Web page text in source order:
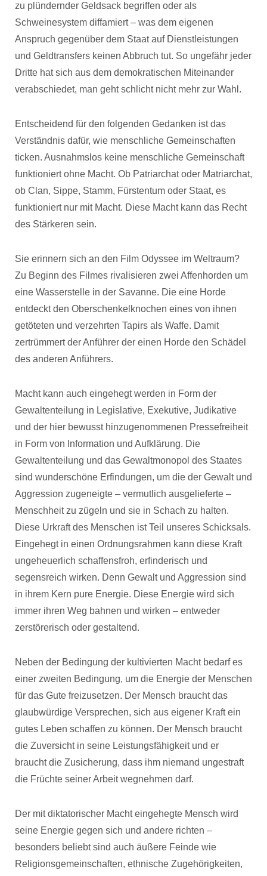
zu plündernder Geldsack begriffen oder als
Schweinesystem diffamiert – was dem eigenen
Anspruch gegenüber dem Staat auf Dienstleistungen
und Geldtransfers keinen Abbruch tut. So ungefähr jeder
Dritte hat sich aus dem demokratischen Miteinander
verabschiedet, man geht schlicht nicht mehr zur Wahl.
Entscheidend für den folgenden Gedanken ist das
Verständnis dafür, wie menschliche Gemeinschaften
ticken. Ausnahmslos keine menschliche Gemeinschaft
funktioniert ohne Macht. Ob Patriarchat oder Matriarchat,
ob Clan, Sippe, Stamm, Fürstentum oder Staat, es
funktioniert nur mit Macht. Diese Macht kann das Recht
des Stärkeren sein.
Sie erinnern sich an den Film Odyssee im Weltraum?
Zu Beginn des Filmes rivalisieren zwei Affenhorden um
eine Wasserstelle in der Savanne. Die eine Horde
entdeckt den Oberschenkelknochen eines von ihnen
getöteten und verzehrten Tapirs als Waffe. Damit
zertrümmert der Anführer der einen Horde den Schädel
des anderen Anführers.
Macht kann auch eingehegt werden in Form der
Gewaltenteilung in Legislative, Exekutive, Judikative
und der hier bewusst hinzugenommenen Pressefreiheit
in Form von Information und Aufklärung. Die
Gewaltenteilung und das Gewaltmonopol des Staates
sind wunderschöne Erfindungen, um die der Gewalt und
Aggression zugeneigte – vermutlich ausgelieferte –
Menschheit zu zügeln und sie in Schach zu halten.
Diese Urkraft des Menschen ist Teil unseres Schicksals.
Eingehegt in einen Ordnungsrahmen kann diese Kraft
ungeheuerlich schaffensfroh, erfinderisch und
segensreich wirken. Denn Gewalt und Aggression sind
in ihrem Kern pure Energie. Diese Energie wird sich
immer ihren Weg bahnen und wirken – entweder
zerstörerisch oder gestaltend.
Neben der Bedingung der kultivierten Macht bedarf es
einer zweiten Bedingung, um die Energie der Menschen
für das Gute freizusetzen. Der Mensch braucht das
glaubwürdige Versprechen, sich aus eigener Kraft ein
gutes Leben schaffen zu können. Der Mensch braucht
die Zuversicht in seine Leistungsfähigkeit und er
braucht die Zusicherung, dass ihm niemand ungestraft
die Früchte seiner Arbeit wegnehmen darf.
Der mit diktatorischer Macht eingehegte Mensch wird
seine Energie gegen sich und andere richten –
besonders beliebt sind auch äußere Feinde wie
Religionsgemeinschaften, ethnische Zugehörigkeiten,